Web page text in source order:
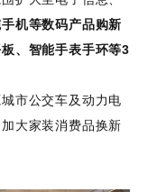
机等数码产品购新
、智能手表手环等3
市公交车及动力电
大家装消费品换新